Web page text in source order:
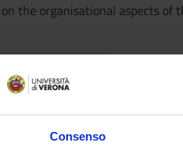
Consenso
the organisational aspects
History of